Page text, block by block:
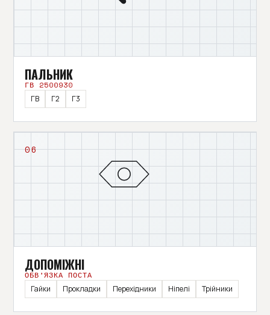
ПАЛЬНИК
ГВ 2500930
ГВ
Г2 Г3
06
ДОПОМІЖНІ
ОБВ’ЯЗКА ПОСТА
Гайки
Прокладки Перехідники Ніпелі Трійники